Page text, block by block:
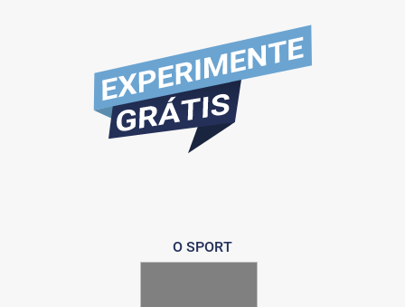
O SPORT